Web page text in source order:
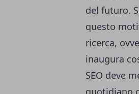
del futuro.
questo
ricerca,
inaugura
SEO deve
quotidiano